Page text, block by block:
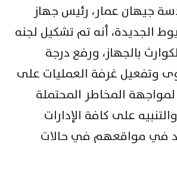
جيهان عمار، رئيس جهاز
الجديدة، أنه تم تشكيل لجنه
بالجهاز، ورفع درجة
وتفعيل غرفة العمليات على
ساعة لمواجهة المخاطر المحتملة
على كافة الإدارات
في مواقعهم في حالات